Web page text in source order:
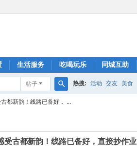
生活服务 吃喝玩乐 同城互助
帖子 热搜: 活动 交友 美食
都新韵！线路已备好， ...
受古都新韵！线路已备好，直接抄作业